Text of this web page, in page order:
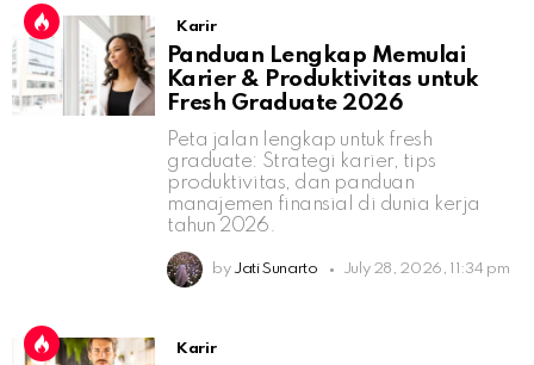
Karir
Panduan Lengkap Memulai
Karier & Produktivitas untuk
Fresh Graduate 2026
Peta jalan lengkap untuk fresh
graduate: Strategi karier, tips
produktivitas, dan panduan
manajemen finansial di dunia kerja
tahun 2026.
by Jati Sunarto July 28, 2026, 11:34 pm
Karir